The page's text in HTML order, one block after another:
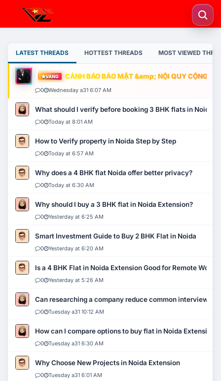
LATEST THREADS HOTTEST THREADS MOST VIEWED
VÀNG CẢNH BÁO BẢO MẬT &amp; NỘI QUY CỘNG
0 Wednesday a31 6:07 AM
What should I verify before booking 3 BHK flats in Noida?
0 Today at 8:01 AM
How to Verify property in Noida Step by Step
0 Today at 6:57 AM
Why does a 4 BHK flat Noida offer better privacy?
0 Today at 6:30 AM
Why should I buy a 3 BHK flat in Noida Extension?
0 Yesterday at 6:25 AM
Smart Investment Guide to Buy 2 BHK Flat in Noida
0 Yesterday at 6:20 AM
Is a 4 BHK Flat in Noida Extension Good for Remote Work?
0 Yesterday at 5:26 AM
Can researching a company reduce common interview
0 Tuesday a31 10:12 AM
How can I compare options to buy flat in Noida Extension?
0 Tuesday a31 6:30 AM
Why Choose New Projects in Noida Extension
0 Tuesday a31 6:01 AM